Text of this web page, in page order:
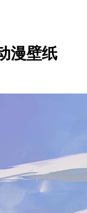
漫壁纸